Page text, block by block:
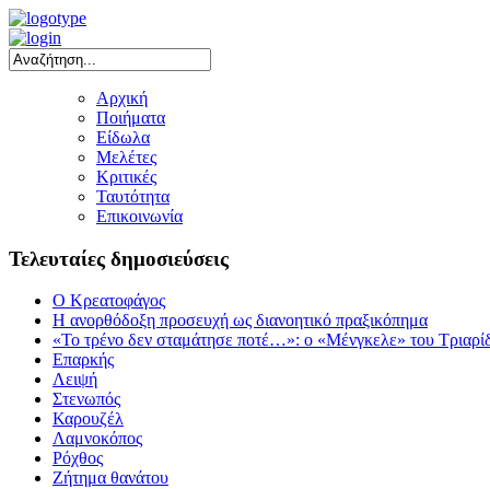
Αρχική
Ποιήματα
Είδωλα
Μελέτες
Κριτικές
Ταυτότητα
Επικοινωνία
Τελευταίες δημοσιεύσεις
Ο Κρεατοφάγος
Η ανορθόδοξη προσευχή ως διανοητικό πραξικόπημα
«Το τρένο δεν σταμάτησε ποτέ…»: ο «Μένγκελε» του
Επαρκής
Λειψή
Στενωπός
Καρουζέλ
Λαμνοκόπος
Ρόχθος
Ζήτημα θανάτου